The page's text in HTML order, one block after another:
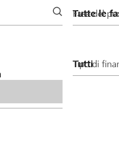
Fase del
Tipo di